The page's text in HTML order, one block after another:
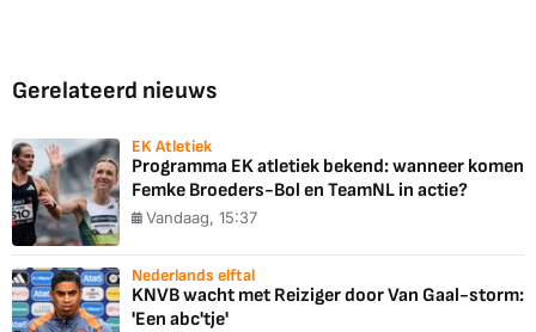
Gerelateerd nieuws
EK Atletiek
Programma EK atletiek bekend: wanneer komen
Femke Broeders-Bol en TeamNL in actie?
Vandaag, 15:37
Nederlands elftal
KNVB wacht met Reiziger door Van Gaal-storm:
'Een abc'tje'